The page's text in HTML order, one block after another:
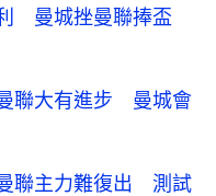
利 曼城挫曼聯捧盃
聯大有進步 曼城會
聯主力難復出 測試